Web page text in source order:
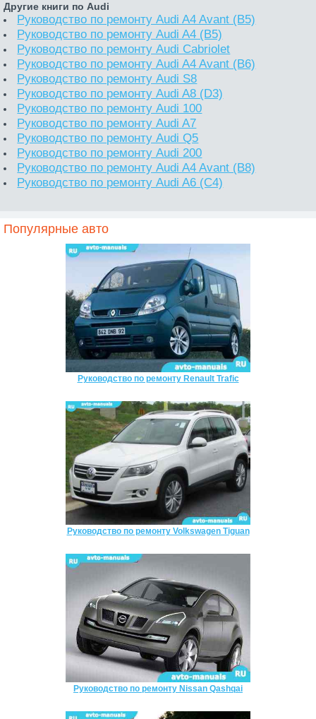
Другие книги по Audi
Руководство по ремонту Audi A4 Avant (B5)
Руководство по ремонту Audi A4 (B5)
Руководство по ремонту Audi Cabriolet
Руководство по ремонту Audi A4 Avant (B6)
Руководство по ремонту Audi S8
Руководство по ремонту Audi A8 (D3)
Руководство по ремонту Audi 100
Руководство по ремонту Audi A7
Руководство по ремонту Audi Q5
Руководство по ремонту Audi 200
Руководство по ремонту Audi A4 Avant (B8)
Руководство по ремонту Audi A6 (C4)
Популярные авто
Руководство по ремонту Renault Trafic
Руководство по ремонту Volkswagen Tiguan
Руководство по ремонту Nissan Qashqai